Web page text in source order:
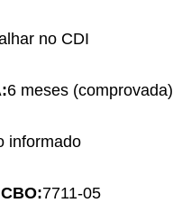
no CDI
6 meses (comprovada)
informado
CBO:7711-05